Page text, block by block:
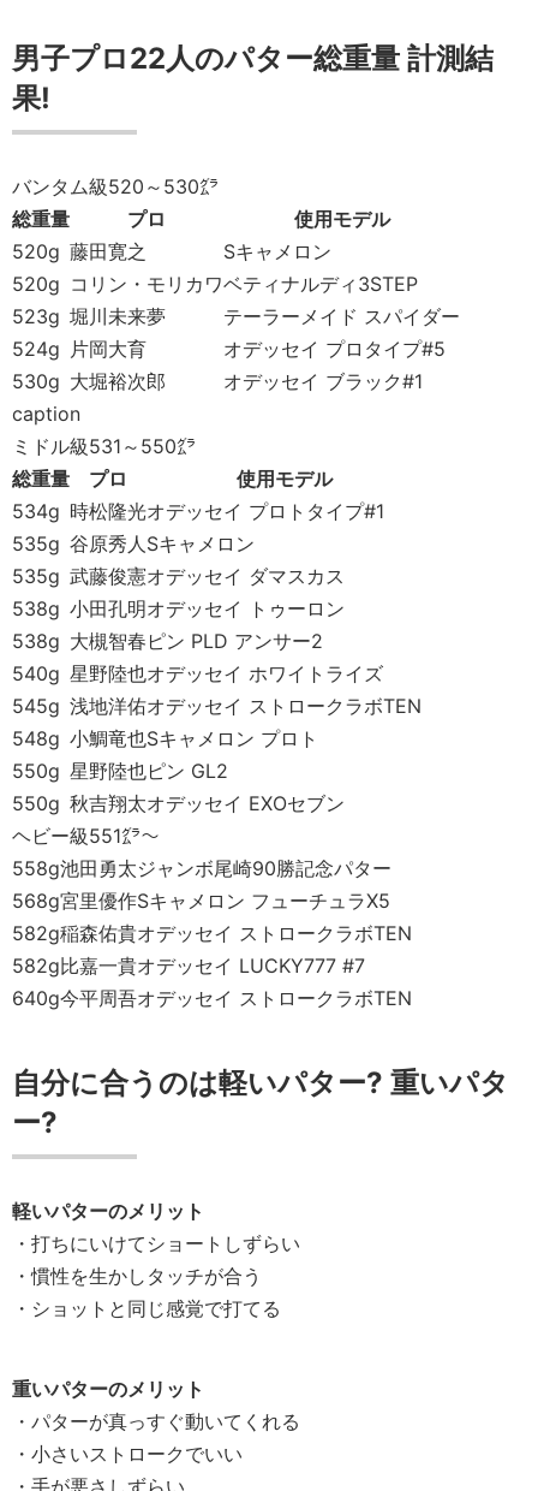
男子プロ22人のパター総重量 計測結
果!
バンタム級520～530㌘
総重量
プロ
使用モデル
520g 藤田寛之
Sキャメロン
520g コリン・モリカワベティナルディ3STEP
523g 堀川未来夢
テーラーメイド スパイダー
524g 片岡大育
オデッセイ プロタイプ#5
530g 大堀裕次郎
オデッセイ ブラック#1
caption
ミドル級531～550㌘
総重量
プロ
使用モデル
534g 時松隆光オデッセイ プロトタイプ#1
535g 谷原秀人Sキャメロン
535g 武藤俊憲オデッセイ ダマスカス
538g 小田孔明オデッセイ トゥーロン
538g 大槻智春 ピン PLD アンサー2
540g 星野陸也オデッセイ ホワイトライズ
545g 浅地洋佑オデッセイ ストロークラボTEN
548g 小鯛竜也Sキャメロン プロト
550g 星野陸也ピン GL2
550g 秋吉翔太オデッセイ EXOセブン
ヘビー級551㌘～
558g池田勇太ジャンボ尾崎90勝記念パター
568g宮里優作Sキャメロン フューチュラX5
582g稲森佑貴オデッセイ ストロークラボTEN
582g比嘉一貴オデッセイ LUCKY777 #7
640g今平周吾オデッセイ ストロークラボTEN
自分に合うのは軽いパター? 重いパタ
ー?
軽いパターのメリット
・打ちにいけてショートしずらい
・慣性を生かしタッチが合う
・ショットと同じ感覚で打てる
重いパターのメリット
・パターが真っすぐ動いてくれる
・小さいストロークでいい